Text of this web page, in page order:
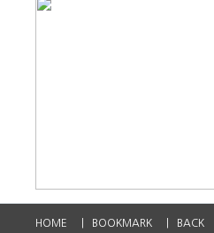
HOME BOOKMARK BACK